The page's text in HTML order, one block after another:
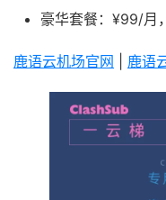
豪华套餐：¥99/月
鹿语云机场官网 鹿语